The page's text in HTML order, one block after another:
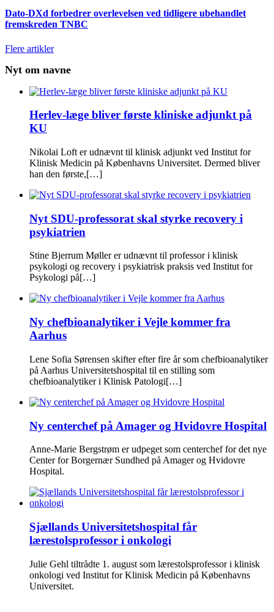
Dato-DXd forbedrer overlevelsen ved tidligere ubehandlet
fremskreden TNBC
Flere artikler
Nyt om navne
Herlev-læge bliver første kliniske adjunkt på
KU
Nikolai Loft er udnævnt til klinisk adjunkt ved Institut for
Klinisk Medicin på Københavns Universitet. Dermed bliver
han den første,[…]
Nyt SDU-professorat skal styrke recovery i
psykiatrien
Stine Bjerrum Møller er udnævnt til professor i klinisk
psykologi og recovery i psykiatrisk praksis ved Institut for
Psykologi på[…]
Ny chefbioanalytiker i Vejle kommer fra
Aarhus
Lene Sofia Sørensen skifter efter fire år som chefbioanalytiker
på Aarhus Universitetshospital til en stilling som
chefbioanalytiker i Klinisk Patologi[…]
Ny centerchef på Amager og Hvidovre Hospital
Anne-Marie Bergstrøm er udpeget som centerchef for det nye
Center for Borgernær Sundhed på Amager og Hvidovre
Hospital.
Sjællands Universitetshospital får
lærestolsprofessor i onkologi
Julie Gehl tiltrådte 1. august som lærestolsprofessor i klinisk
onkologi ved Institut for Klinisk Medicin på Københavns
Universitet.